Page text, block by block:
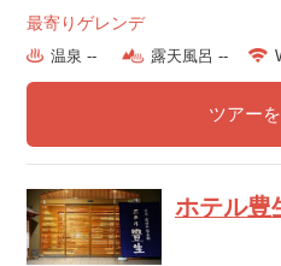
最寄りゲレンデ
温泉 -- 露天風呂 --
ツアー
ホテル豊